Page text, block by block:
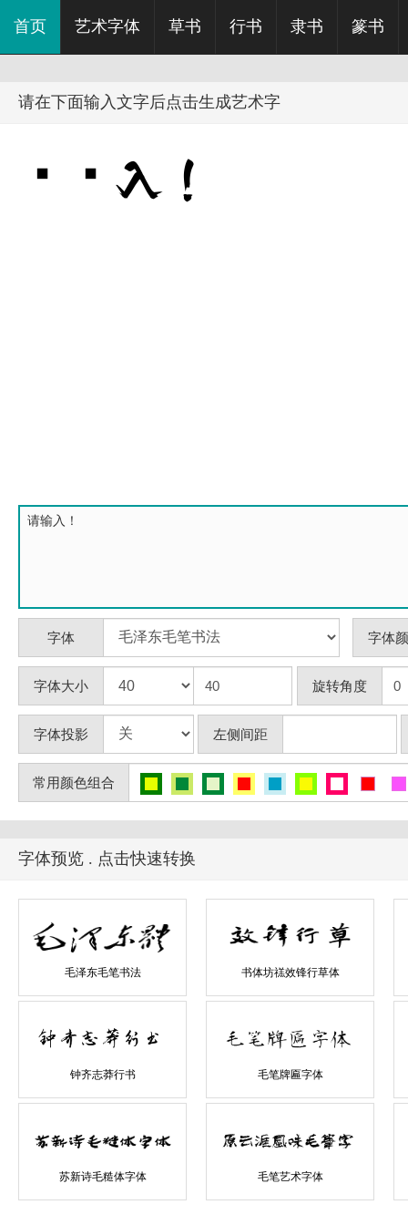
首页 艺术字体 草书 行书 隶书 篆书
请在下面输入文字后点击生成艺术字
字体 字体
字体大小 旋转角度
字体投影 左侧间距
常用颜色组合
字体预览 . 点击快速转换
毛泽东毛笔书法 书体坊禚效锋行草体
钟齐志莽行书 毛笔牌匾字体
苏新诗毛糙体字体 毛笔艺术字体